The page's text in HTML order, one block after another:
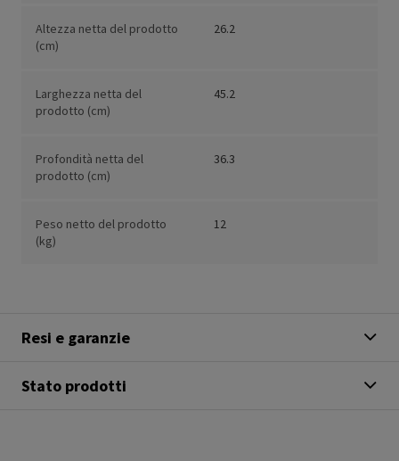
Altezza netta del prodotto
(cm)
26.2
Larghezza netta del
prodotto (cm)
45.2
Profondità netta del
prodotto (cm)
36.3
Peso netto del prodotto
(kg)
12
Resi e garanzie
Stato prodotti